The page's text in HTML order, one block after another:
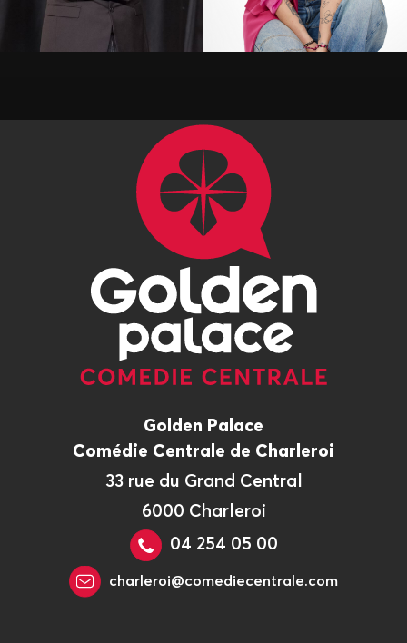
Golden Palace
Comédie Centrale de Charleroi
33 rue du Grand Central
6000 Charleroi
04 254 05 00
charleroi@comediecentrale.com